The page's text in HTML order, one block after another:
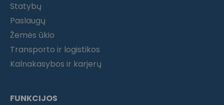
Statybų
Paslaugų
Žemės ūkio
Transporto ir logistikos
Kalnakasybos ir karjerų
FUNKCIJOS